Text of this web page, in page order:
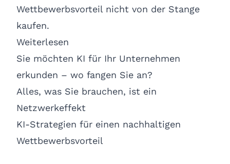
Wettbewerbsvorteil nicht von der Stange
kaufen.
Weiterlesen
Sie möchten KI für Ihr Unternehmen
erkunden – wo fangen Sie an?
Alles, was Sie brauchen, ist ein
Netzwerkeffekt
KI-Strategien für einen nachhaltigen
Wettbewerbsvorteil